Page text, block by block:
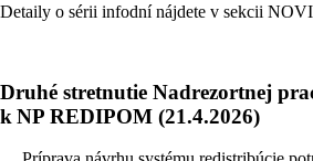
Detaily o sérii infodní nájdete v sekcii
Druhé stretnutie Nadrezortnej
k NP REDIPOM (21.4.2026)